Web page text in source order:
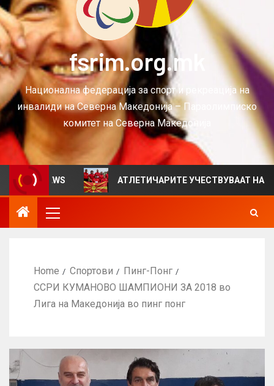
fsrim.org.mk
Национална федерација за спорт и рекреација на
инвалиди на Северна Македонија – Параолимписко
комитет на Северна Македонија
АТЛЕТИЧАРИТЕ УЧЕСТВУВААТ НА СРБИЈА
Home Спортови
Пинг-Понг
ССРИ КУМАНОВО ШАМПИОНИ ЗА 2018 во
Лига на Македонија во пинг понг